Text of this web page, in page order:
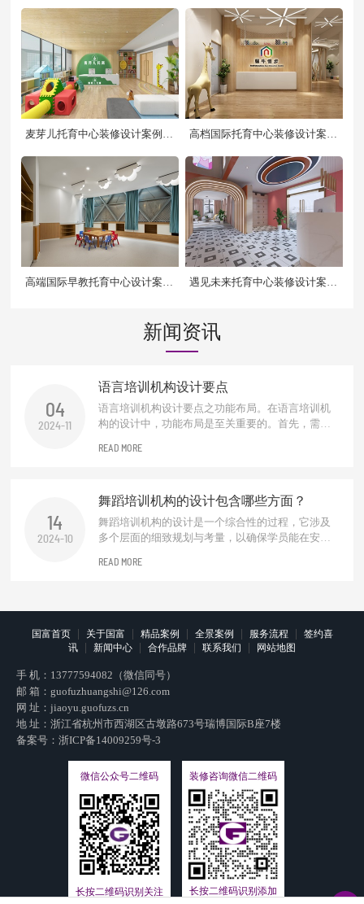
麦芽儿托育中心装修设计案例效
高档国际托育中心装修设计案例
高端国际早教托育中心设计案例
遇见未来托育中心装修设计案例
新闻资讯
04
2024-11
语言培训机构设计要点
语言培训机构设计要点之功能布局。在语言培训机
构的设计中，功能布局是至关重要的。首先，需要
教学区应配备先进的教学设备和舒适的座椅，以营
可设置圆桌或吧台式座椅，促进学员之间...
READ MORE
14
2024-10
舞蹈培训机构的设计包含哪些方面？
舞蹈培训机构的设计是一个综合性的过程，它涉及
多个层面的细致规划与考量，以确保学员能在安
下是该设计过程涵盖的主要方面：空间规划与布
前台接待区等。教学区域应宽敞明亮，便于教...
READ MORE
国富首页| 关于国富 精品案例 全景案例 服务流程
签约喜
讯
新闻中心 合作品牌 联系我们 网站地图
手 机： 13777594082（微信同号）
邮 箱： guofuzhuangshi@126.com
网 址： jiaoyu.guofuzs.cn
地 址：浙江省杭州市西湖区古墩路673号瑞博国际B座7楼
备案号： 浙ICP备14009259号-3
微信公众号二维码
长按二维码识别关注
装修咨询微信二维码
长按二维码识别添加